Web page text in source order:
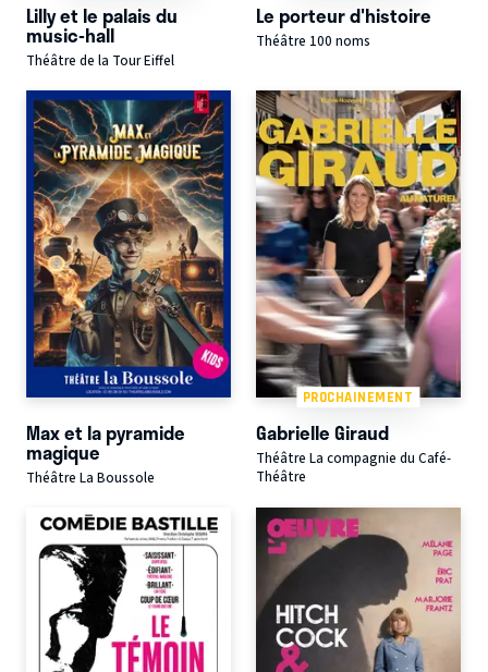
Lilly et le palais du
music-hall
Théâtre de la Tour Eiffel
Le porteur d'histoire
Théâtre 100 noms
Max et la pyramide
magique
Théâtre La Boussole
PROCHAINEMENT
Gabrielle Giraud
Théâtre La compagnie du Café-
Théâtre